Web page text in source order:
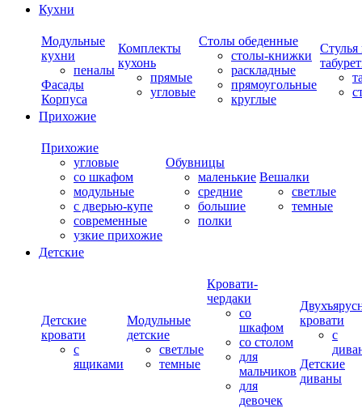
Кухни
Модульные
кухни
пеналы
Фасады
Корпуса
Комплекты
кухонь
прямые
угловые
Столы обеденные
столы-книжки
раскладные
прямоугольные
круглые
Стулья
Прихожие
Прихожие
угловые
со шкафом
модульные
с дверью-купе
современные
узкие прихожие
Обувницы
маленькие
средние
большие
полки
Вешалки
светлые
темные
Детские
Детские
кровати
с
ящиками
Модульные
детские
светлые
темные
Кровати-
чердаки
со
шкафом
со столом
для
мальчиков
для
девочек
кровати
с
Детские
диваны